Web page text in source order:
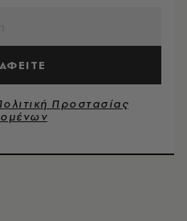
Προστασίας